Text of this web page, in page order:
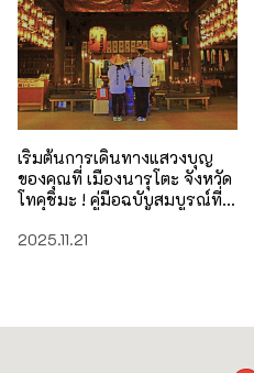
เริ่มต้นการเดินทางแสวงบุญ
ของคุณที่ เมืองนารุโตะ จังหวัด
โทคุชิมะ ! คู่มือฉบับสมบูรณ์ที่
เพลิดเพลินกับการแสวงบุญไป
2025.11.21